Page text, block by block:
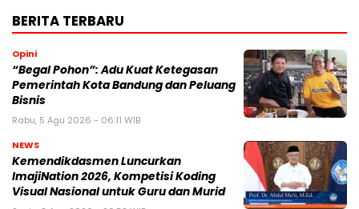
BERITA TERBARU
Opini
“Begal Pohon”: Adu Kuat Ketegasan
Pemerintah Kota Bandung dan Peluang
Bisnis
Rabu, 5 Agu 2026 - 06:11 WIB
NEWS
Kemendikdasmen Luncurkan
ImajiNation 2026, Kompetisi Koding
Visual Nasional untuk Guru dan Murid